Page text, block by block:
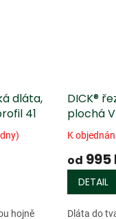
dláta,
41
hojně
DICK®
plochá
K
od 995
DETAIL
Dláta do